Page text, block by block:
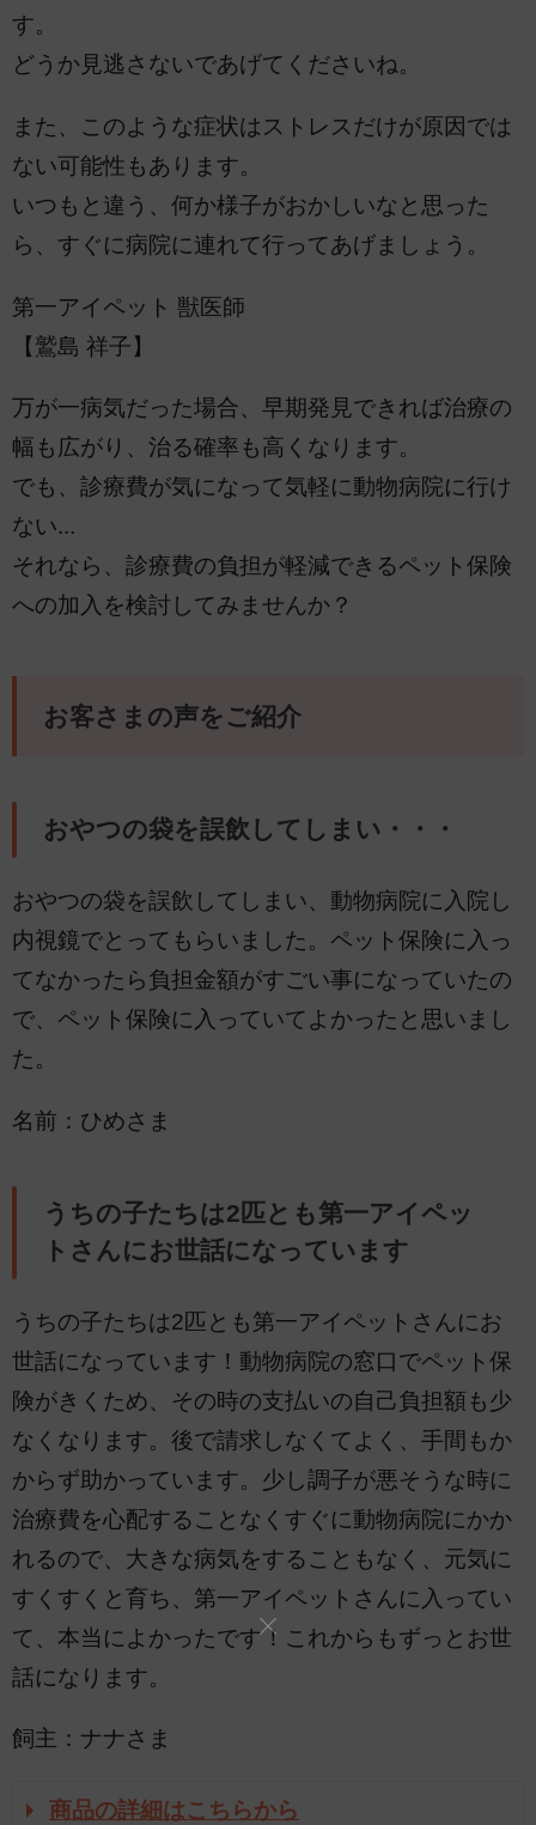
す。
どうか見逃さないであげてくださいね。
また、このような症状はストレスだけが原因では
ない可能性もあります。
いつもと違う、何か様子がおかしいなと思った
ら、すぐに病院に連れて行ってあげましょう。
第一アイペット 獣医師
【鷲島 祥子】
万が一病気だった場合、早期発見できれば治療の
幅も広がり、治る確率も高くなります。
でも、診療費が気になって気軽に動物病院に行け
ない...
それなら、診療費の負担が軽減できるペット保険
への加入を検討してみませんか？
お客さまの声をご紹介
おやつの袋を誤飲してしまい・・・
おやつの袋を誤飲してしまい、動物病院に入院し
内視鏡でとってもらいました。ペット保険に入っ
てなかったら負担金額がすごい事になっていたの
で、ペット保険に入っていてよかったと思いまし
た。
名前：ひめさま
うちの子たちは2匹とも第一アイペッ
トさんにお世話になっています
うちの子たちは2匹とも第一アイペットさんにお
世話になっています！動物病院の窓口でペット保
険がきくため、その時の支払いの自己負担額も少
なくなります。後で請求しなくてよく、手間もか
からず助かっています。少し調子が悪そうな時に
治療費を心配することなくすぐに動物病院にかか
れるので、大きな病気をすることもなく、元気に
すくすくと育ち、第一アイペットさんに入ってい
て、本当によかったです！これからもずっとお世
話になります。
飼主：ナナさま
商品の詳細はこちらから